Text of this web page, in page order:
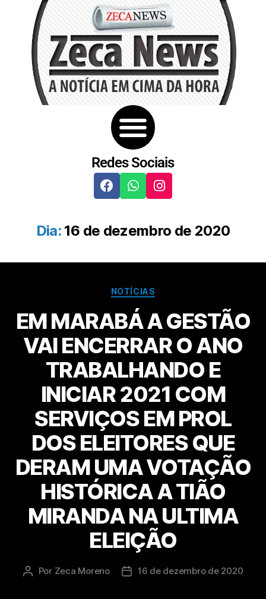
Redes Sociais
Dia: 16 de dezembro de 2020
NOTÍCIAS
EM MARABÁ A GESTÃO
VAI ENCERRAR O ANO
TRABALHANDO E
INICIAR 2021 COM
SERVIÇOS EM PROL
DOS ELEITORES QUE
DERAM UMA VOTAÇÃO
HISTÓRICA A TIÃO
MIRANDA NA ULTIMA
ELEIÇÃO
Por Zeca Moreno 16 de dezembro de 2020